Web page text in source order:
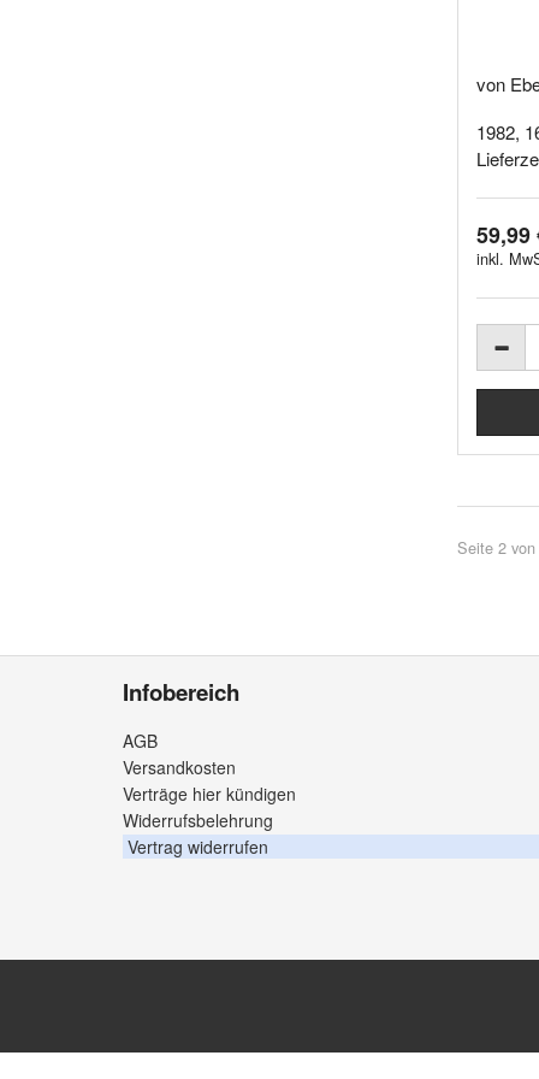
von
1982,
59,99
inkl.
Seite 2 von
Infobereich
AGB
Versandkosten
Verträge hier kündigen
Widerrufsbelehrung
Vertrag widerrufen